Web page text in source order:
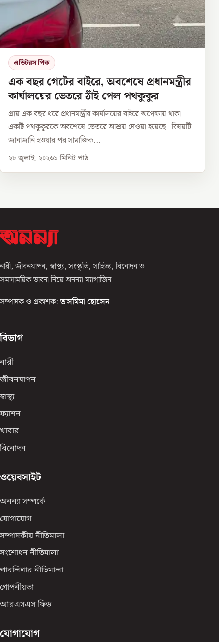
এডিটরস পিক
এক বছর গেটের বাইরে, অবশেষে প্রধানমন্ত্রীর
কার্যালয়ের ভেতরে ঠাঁই পেল পথকুকুর
প্রায় এক বছর ধরে প্রধানমন্ত্রীর কার্যালয়ের বাইরে অপেক্ষায় থাকা
একটি পথকুকুরকে অবশেষে ভেতরে আশ্রয় দেওয়া হয়েছে। বিষয়টি
জানাজানি হওয়ার পর সামাজিক...
২৮ জুলাই, ২০২৬১ মিনিট পাঠ
নারী, জীবনযাপন, স্বাস্থ্য, সংস্কৃতি, সাহিত্য, বিনোদন ও
সমসাময়িক ভাবনা নিয়ে অনন্যা ম্যাগাজিন।
সম্পাদক ও প্রকাশক: তাসমিমা হোসেন
বিভাগ
নারী
জীবনযাপন
স্বাস্থ্য
ফ্যাশন
খাবার
বিনোদন
ওয়েবসাইট
অনন্যা সম্পর্কে
যোগাযোগ
সম্পাদকীয় নীতিমালা
সংশোধন নীতিমালা
পাবলিশার নীতিমালা
গোপনীয়তা
আরএসএস ফিড
যোগাযোগ